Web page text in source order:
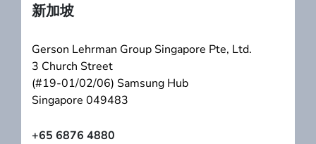
新加坡
Gerson Lehrman Group Singapore Pte, Ltd.
3 Church Street
(#19-01/02/06) Samsung Hub
Singapore 049483
+65 6876 4880